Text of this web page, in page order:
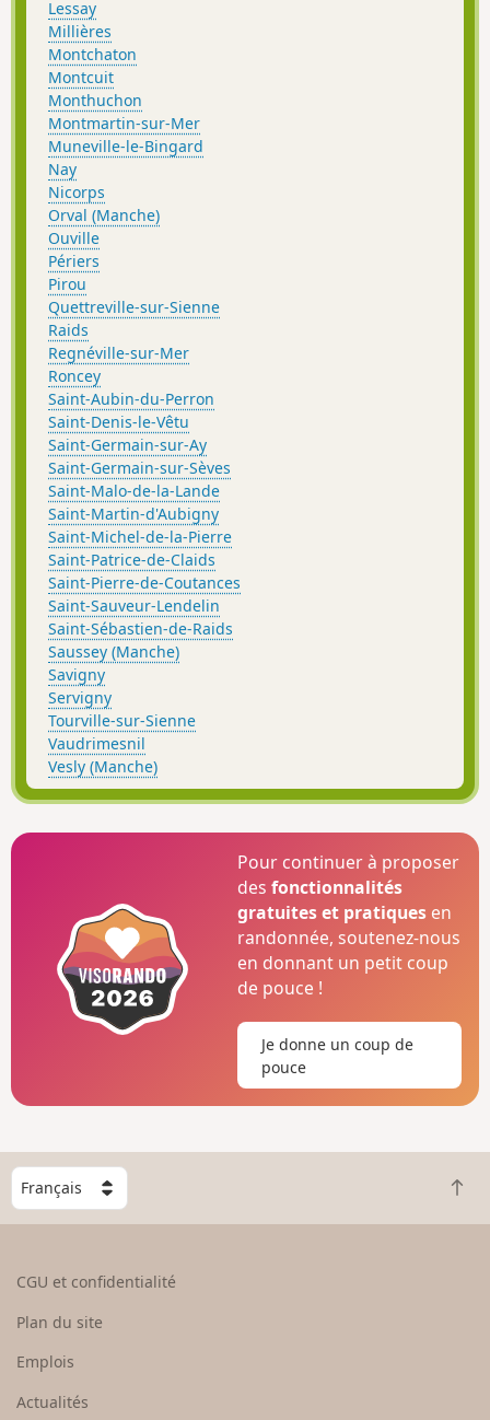
Lessay
Millières
Montchaton
Montcuit
Monthuchon
Montmartin-sur-Mer
Muneville-le-Bingard
Nay
Nicorps
Orval (Manche)
Ouville
Périers
Pirou
Quettreville-sur-Sienne
Raids
Regnéville-sur-Mer
Roncey
Saint-Aubin-du-Perron
Saint-Denis-le-Vêtu
Saint-Germain-sur-Ay
Saint-Germain-sur-Sèves
Saint-Malo-de-la-Lande
Saint-Martin-d'Aubigny
Saint-Michel-de-la-Pierre
Saint-Patrice-de-Claids
Saint-Pierre-de-Coutances
Saint-Sauveur-Lendelin
Saint-Sébastien-de-Raids
Saussey (Manche)
Savigny
Servigny
Tourville-sur-Sienne
Vaudrimesnil
Vesly (Manche)
Pour continuer à proposer
desfonctionnalités
gratuites et pratiques en
randonnée, soutenez-nous
en donnant un petit coup
de pouce !
Je donne un coup de
pouce
C
h
o
e
u
R
e
CGU et confidentialité
Plan du site
Emplois
Actualités